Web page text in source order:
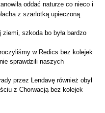
oddać naturze co nieco i
z szarlotką upieczoną
ziemi, szkoda bo była bardzo
w Redics bez kolejek
sprawdzili naszych
przez Lendavę również obył
z Chorwacją bez kolejek